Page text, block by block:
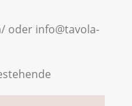
oder info@tavola-